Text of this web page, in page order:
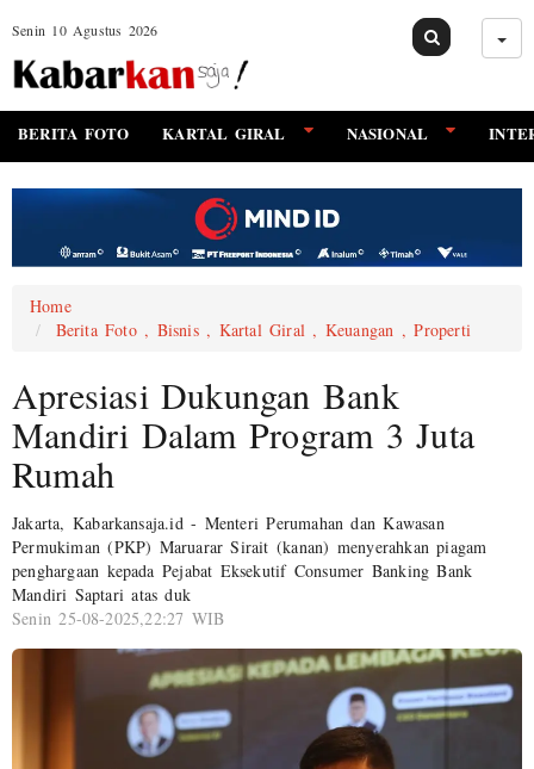
Senin 10 Agustus 2026
BERITA FOTO KARTAL GIRAL NASIONAL
Home
Berita Foto , Bisnis , Kartal Giral , Keuangan , Properti
Apresiasi Dukungan Bank
Mandiri Dalam Program 3 Juta
Rumah
Jakarta, Kabarkansaja.id - Menteri Perumahan dan Kawasan
Permukiman (PKP) Maruarar Sirait (kanan) menyerahkan piagam
penghargaan kepada Pejabat Eksekutif Consumer Banking Bank
Mandiri Saptari atas duk
Senin 25-08-2025,22:27 WIB